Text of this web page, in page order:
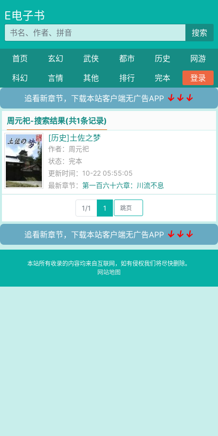
E电子书
搜索
首页 玄幻 武侠 都市 历史
网游
科幻
言情 其他 排行 完本 登录
追看新章节，下载本站客户端无广告APP ↓↓↓
周元祀-搜索结果(共1条记录)
[历史]土佐之梦
作者： 周元祀
状态：完本
更新时间：10-22 05:55:05
最新章节：第一百六十六章：川流不息
1/1 1
追看新章节，下载本站客户端无广告APP ↓↓↓
本站所有收录的内容均来自互联网，如有侵权我们将尽快删除。
网站地图